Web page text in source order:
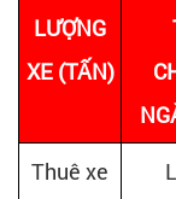
LƯỢNG
XE (TẤN)
Thuê xe